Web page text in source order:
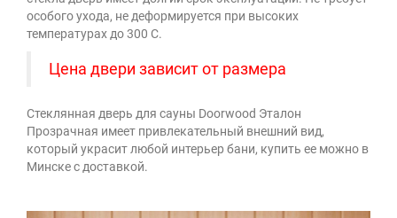
особого ухода, не деформируется при высоких
температурах до 300 С.
Цена двери зависит от размера
Стеклянная дверь для сауны Doorwood Эталон
Прозрачная имеет привлекательный внешний вид,
который украсит любой интерьер бани, купить ее можно в
Минске с доставкой.